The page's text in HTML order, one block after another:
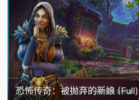
恐怖传奇：被抛弃的新娘 (Full)